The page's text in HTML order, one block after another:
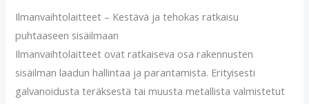
Ilmanvaihtolaitteet – Kestävä ja tehokas ratkaisu
puhtaaseen sisäilmaan
Ilmanvaihtolaitteet ovat ratkaiseva osa rakennusten
sisäilman laadun hallintaa ja parantamista. Erityisesti
galvanoidusta teräksestä tai muusta metallista valmistetut